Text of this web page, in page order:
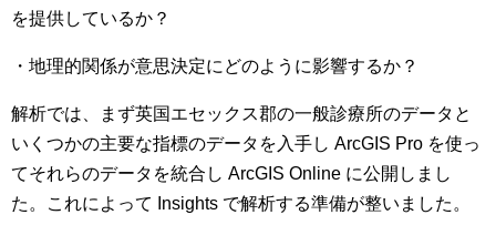
を提供しているか？
・地理的関係が意思決定にどのように影響するか？
解析では、まず英国エセックス郡の一般診療所のデータと
いくつかの主要な指標のデータを入手し ArcGIS Pro を使っ
てそれらのデータを統合し ArcGIS Online に公開しまし
た。これによって Insights で解析する準備が整いました。